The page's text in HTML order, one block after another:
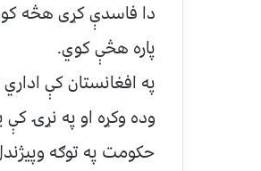
دا فاسدې کړی هڅه
پاره هڅې کوي.
په افغانستان کې
وده وکړه او په نړۍ
حکومت په توګه